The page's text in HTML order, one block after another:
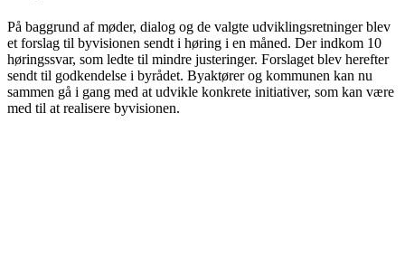
På baggrund af møder, dialog og de valgte udviklingsretninger blev
et forslag til byvisionen sendt i høring i en måned. Der indkom 10
høringssvar, som ledte til mindre justeringer. Forslaget blev herefter
sendt til godkendelse i byrådet. Byaktører og kommunen kan nu
sammen gå i gang med at udvikle konkrete initiativer, som kan være
med til at realisere byvisionen.